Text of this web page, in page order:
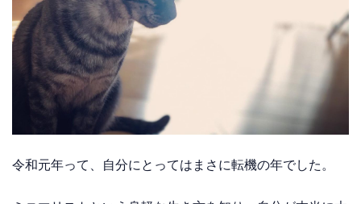
令和元年って、自分にとってはまさに転機の年でした。